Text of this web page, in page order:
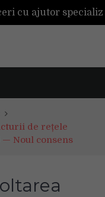
Următoarea fotografie poate fi cea mai reușită de până acum
Mașinile de spălat și uscătoarele bazate pe inteligență artificială îți cunosc hainele mai bine decât tine
de rețele
Noul consens